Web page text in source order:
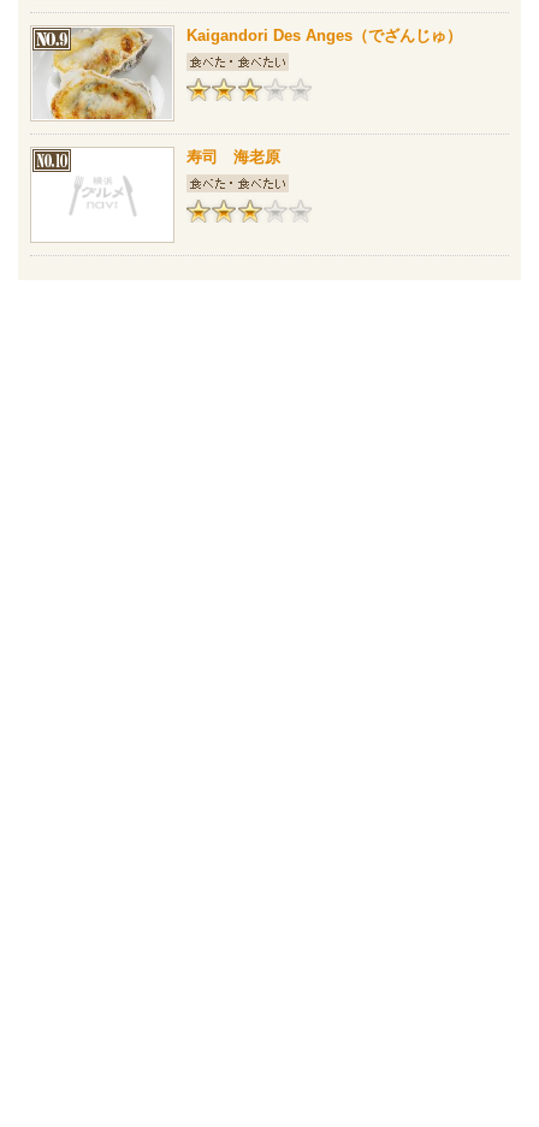
Kaigandori Des Anges（でざんじゅ）
寿司 海老原